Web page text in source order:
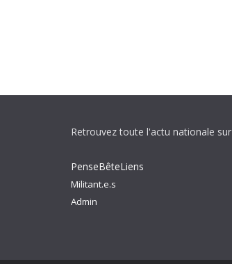
Retrouvez toute l'actu nationale sur
PenseBêteLiens
Militant.e.s
Admin